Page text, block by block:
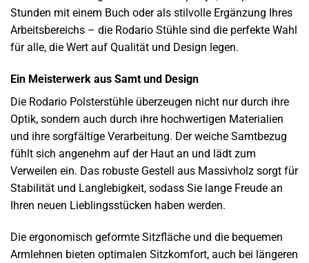
Stunden mit einem Buch oder als stilvolle Ergänzung Ihres
Arbeitsbereichs – die Rodario Stühle sind die perfekte Wahl
für alle, die Wert auf Qualität und Design legen.
Ein Meisterwerk aus Samt und Design
Die Rodario Polsterstühle überzeugen nicht nur durch ihre
Optik, sondern auch durch ihre hochwertigen Materialien
und ihre sorgfältige Verarbeitung. Der weiche Samtbezug
fühlt sich angenehm auf der Haut an und lädt zum
Verweilen ein. Das robuste Gestell aus Massivholz sorgt für
Stabilität und Langlebigkeit, sodass Sie lange Freude an
Ihren neuen Lieblingsstücken haben werden.
Die ergonomisch geformte Sitzfläche und die bequemen
Armlehnen bieten optimalen Sitzkomfort, auch bei längeren